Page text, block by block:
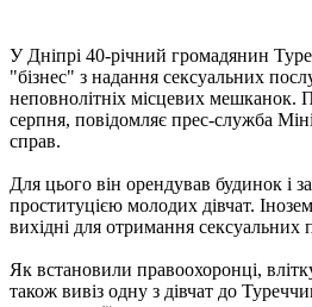
У Дніпрі 40-річний громадянин
"бізнес" з надання сексуальних
неповнолітніх місцевих мешканок.
серпня, повідомляє прес-служба
справ.
Для цього він орендував будинок і
проституцією молодих дівчат.
вихідні для отримання сексуальних
Як встановили правоохоронці,
також вивіз одну з дівчат до